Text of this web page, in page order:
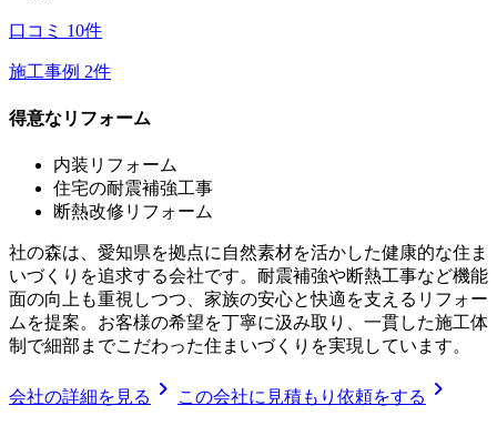
口コミ 10件
施工事例 2件
得意なリフォーム
内装リフォーム
住宅の耐震補強工事
断熱改修リフォーム
社の森は、愛知県を拠点に自然素材を活かした健康的な住ま
いづくりを追求する会社です。耐震補強や断熱工事など機能
面の向上も重視しつつ、家族の安心と快適を支えるリフォー
ムを提案。お客様の希望を丁寧に汲み取り、一貫した施工体
制で細部までこだわった住まいづくりを実現しています。
会社の詳細を見る chevron_right この会社に見積もり依頼をする chevron_right